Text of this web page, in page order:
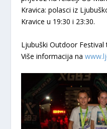
Kravica: polasci iz
Kravice u 19:30 i 23:30.
Ljubuški Outdoor
Više informacija na